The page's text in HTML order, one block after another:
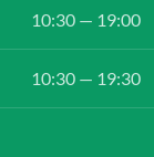
10:30 — 19:00
10:30 — 19:30